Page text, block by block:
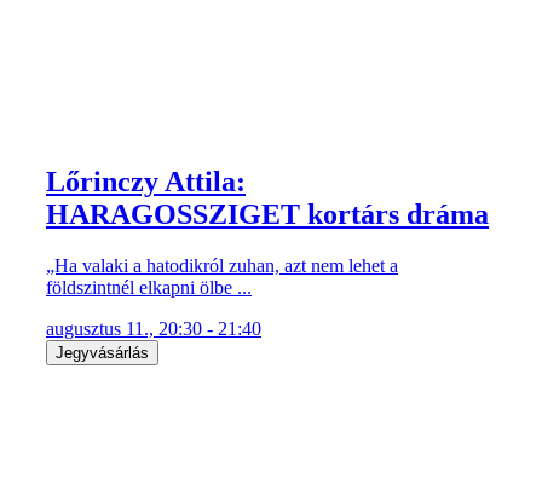
Lőrinczy Attila:
HARAGOSSZIGET kortárs dráma
„Ha valaki a hatodikról zuhan, azt nem lehet a
földszintnél elkapni ölbe ...
augusztus 11., 20:30 - 21:40
Jegyvásárlás